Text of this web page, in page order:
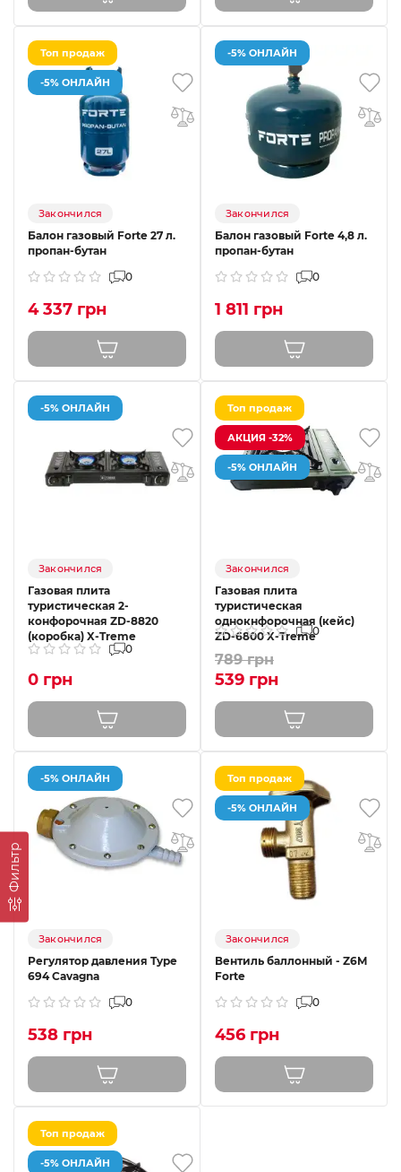
Фильтр
Топ продаж
-5% ОНЛАЙН
Закончился
Балон газовый Forte 27 л.
пропан-бутан
0
4 337 грн
-5% ОНЛАЙН
Закончился
Балон газовый Forte 4,8 л.
пропан-бутан
0
1 811 грн
-5% ОНЛАЙН
Закончился
Газовая плита
туристическая 2-
конфорочная ZD-8820
(коробка) X-Treme
0
0 грн
Топ продаж
АКЦИЯ -32%
-5% ОНЛАЙН
Закончился
Газовая плита
туристическая
однокнфорочная (кейс)
ZD-6800 X-Treme0
789 грн
539 грн
-5% ОНЛАЙН
Закончился
Регулятор давления Type
694 Cavagna
0
538 грн
Топ продаж
-5% ОНЛАЙН
Закончился
Вентиль баллонный - Z6M
Forte
0
456 грн
Топ продаж
-5% ОНЛАЙН